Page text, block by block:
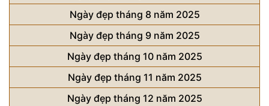
Ngày đẹp tháng 8 năm 2025
Ngày đẹp tháng 9 năm 2025
Ngày đẹp tháng 10 năm 2025
Ngày đẹp tháng 11 năm 2025
Ngày đẹp tháng 12 năm 2025